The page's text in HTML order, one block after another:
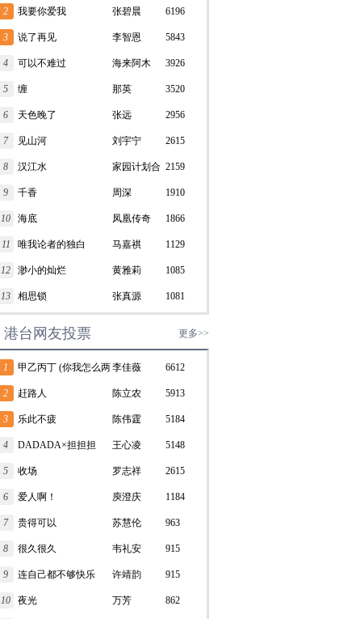
2 我要你爱我 张碧晨 6196
3 说了再见 李智恩 5843
4 可以不难过 海来阿木 3926
5 缠 那英 3520
6 天色晚了 张远 2956
7 见山河 刘宇宁 2615
8 汉江水 家园计划合
唱团
2159
9 千香 周深 1910
10 海底 凤凰传奇 1866
11 唯我论者的独白 马嘉祺 1129
12 渺小的灿烂 黄雅莉 1085
13 相思锁 张真源 1081
港台网友投票 更多>>
1 甲乙丙丁 (你我怎么两
清)
李佳薇 6612
2 赶路人 陈立农 5913
3 乐此不疲 陈伟霆 5184
4 DADADA×担担担 王心凌 5148
5 收场 罗志祥 2615
6 爱人啊！ 庾澄庆 1184
7 贵得可以 苏慧伦 963
8 很久很久 韦礼安 915
9 连自己都不够快乐 许靖韵 915
10 夜光 万芳 862